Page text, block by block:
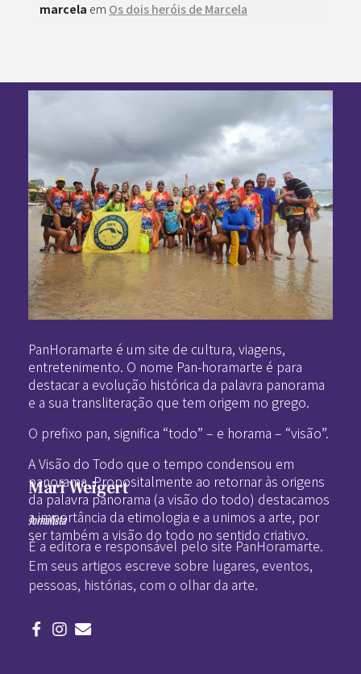
marcela em Os dois heróis de Marcela
PanHoramarte é um site de cultura, viagens,
entretenimento. O nome Pan-horamarte é para
destacar a evolução histórica da palavra panorama
e a sua transliteração que tem origem no grego.
O prefixo pan, significa “todo” – e horama – “visão”.
A Visão do Todo que o tempo condensou em
panorama. Propositalmente ao retornar às origens
da palavra panorama (a visão do todo) destacamos
a importância da etimologia e a unimos a arte, por
ser também a visão do todo no sentido criativo.
Mari Weigert
Jornalista
É a editora e responsável pelo site PanHoramarte.
Em seus artigos escreve sobre lugares, eventos,
pessoas, histórias, com o olhar da arte.